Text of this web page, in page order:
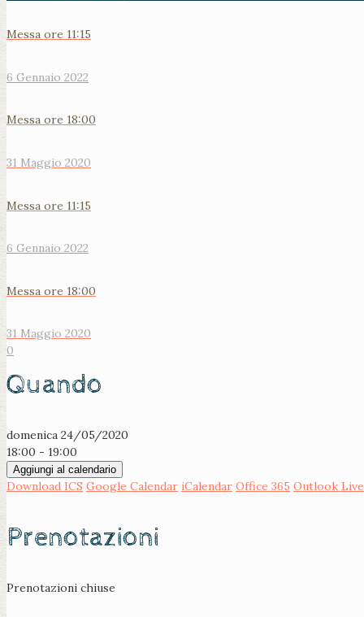
Messa ore 11:15
6 Gennaio 2022
Messa ore 18:00
31 Maggio 2020
Messa ore 11:15
6 Gennaio 2022
Messa ore 18:00
31 Maggio 2020
0
Quando
domenica 24/05/2020
18:00 - 19:00
Aggiungi al calendario
Download ICS Google Calendar iCalendar Office 365 Outlook Live
Prenotazioni
Prenotazioni chiuse